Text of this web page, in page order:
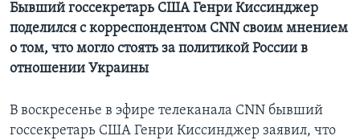
Бывший госсекретарь США Генри Киссинджер
поделился с корреспондентом CNN своим мнением
о том, что могло стоять за политикой России в
отношении Украины
В воскресенье в эфире телеканала CNN бывший
госсекретарь США Генри Киссинджер заявил, что